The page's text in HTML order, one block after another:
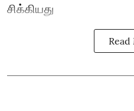
சிக்கியது